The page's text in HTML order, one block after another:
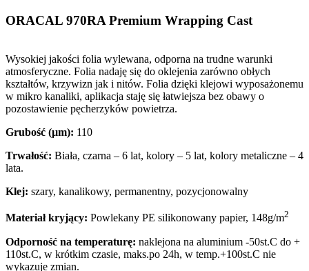
ORACAL 970RA Premium Wrapping Cast
Wysokiej jakości folia wylewana, odporna na trudne warunki
atmosferyczne. Folia nadaję się do oklejenia zarówno obłych
kształtów, krzywizn jak i nitów. Folia dzięki klejowi wyposażonemu
w mikro kanaliki, aplikacja staję się łatwiejsza bez obawy o
pozostawienie pęcherzyków powietrza.
Grubość (µm): 110
Trwałość: Biała, czarna – 6 lat, kolory – 5 lat, kolory metaliczne – 4
lata.
Klej: szary, kanalikowy, permanentny, pozycjonowalny
Materiał kryjący: Powlekany PE silikonowany papier, 148g/m2
Odporność na temperaturę: naklejona na aluminium -50st.C do +
110st.C, w krótkim czasie, maks.po 24h, w temp.+100st.C nie
wykazuje zmian.